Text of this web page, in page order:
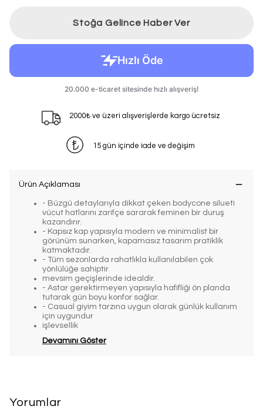
Stoğa Gelince Haber Ver
2000₺ ve üzeri alışverişlerde kargo ücretsiz
15 gün içinde iade ve değişim
Ürün Açıklaması
- Büzgü detaylarıyla dikkat çeken bodycone silueti
vücut hatlarını zarifçe sararak feminen bir duruş
kazandırır.
- Kapsız kap yapısıyla modern ve minimalist bir
görünüm sunarken, kapamasız tasarım pratiklik
katmaktadır.
- Tüm sezonlarda rahatlıkla kullanılabilen çok
yönlülüğe sahiptir
mevsim geçişlerinde idealdir.
- Astar gerektirmeyen yapısıyla hafifliği ön planda
tutarak gün boyu konfor sağlar.
- Casual giyim tarzına uygun olarak günlük kullanım
için uygundur
işlevsellik
Devamını Göster
Yorumlar